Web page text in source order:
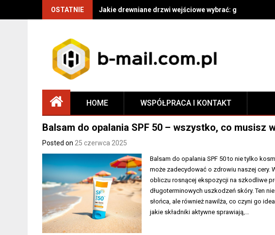
OSTATNIE Jakie drewniane drzwi wejściowe wybrać: gatunek,
HOME WSPÓŁPRACA I KONTAKT
Balsam do opalania SPF 50 – wszystko, co musisz
Posted on 25 czerwca 2025
Balsam do opalania SPF 50 to nie tylko
może zadecydować o zdrowiu naszej
obliczu rosnącej ekspozycji na szkodliwe
długoterminowych uszkodzeń skóry. Ten
słońca, ale również nawilża, co czyni go
jakie składniki aktywne sprawiają,…